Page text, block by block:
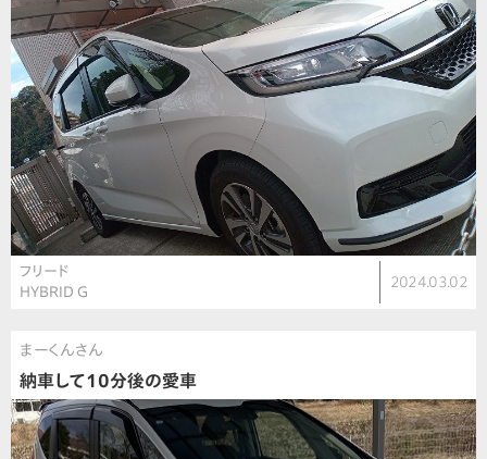
フリード
HYBRID G
2024.03.02
まーくんさん
納車して10分後の愛車